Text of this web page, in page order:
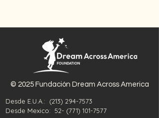
© 2025 Fundación Dream Across America
Desde E.U.A.: (213) 294-7573
Desde Mexico: 52- (771) 101-7577